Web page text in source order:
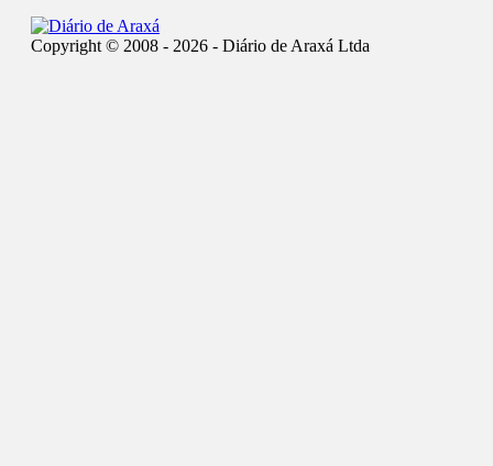
Copyright © 2008 - 2026 - Diário de Araxá Ltda